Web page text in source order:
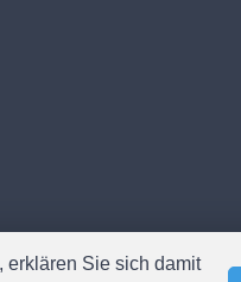
erklären Sie sich damit